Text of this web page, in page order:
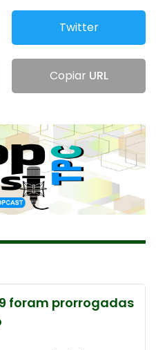
Twitter
Copiar URL
foram prorrogadas